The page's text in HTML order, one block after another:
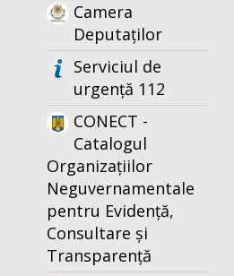
Camera
Deputaților
Serviciul de
urgență 112
CONECT -
Catalogul
Organizațiilor
Neguvernamentale
pentru Evidență,
Consultare și
Transparență